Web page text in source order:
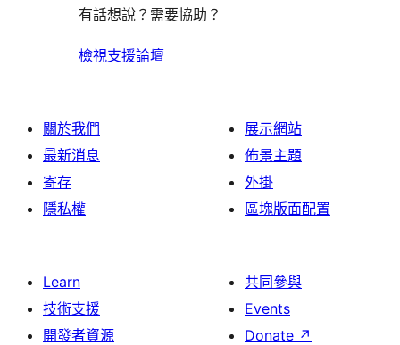
有話想說？需要協助？
檢視支援論壇
關於我們
最新消息
寄存
隱私權
展示網站
佈景主題
外掛
區塊版面配置
Learn
技術支援
開發者資源
共同參與
Events
Donate ↗